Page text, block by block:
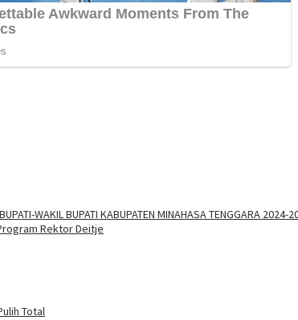
WAKIL BUPATI KABUPATEN MINAHASA TENGGARA 2024-
Rektor Deitje
Total